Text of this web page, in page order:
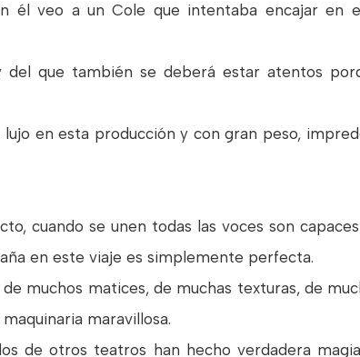
él veo a un Cole que intentaba encajar en
del que también se deberá estar atentos
en esta producción y con gran peso,
cuando se unen todas las voces son
en este viaje es simplemente perfecta.
muchos matices, de muchas texturas, de
maravillosa.
de otros teatros han hecho verdadera